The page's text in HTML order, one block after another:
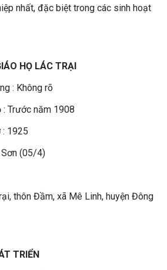
nhất, đặc biệt trong các sinh hoạt
HỌ LÁC TRẠI
: Không rõ
: Trước năm 1908
: 1925
Sơn (05/4)
thôn Đầm, xã Mê Linh, huyện Đông
TRIỂN